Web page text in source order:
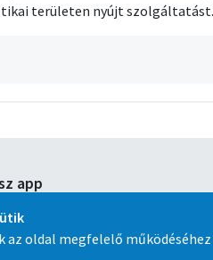
területen nyújt szolgáltatást.
app
gyorsabban, kényelmesebben és
app alkalmazáson keresztül.
az oldal megfelelő működéséhez